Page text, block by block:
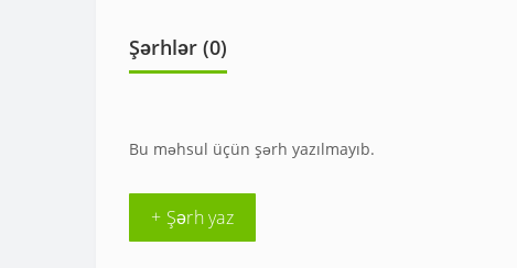
Şərhlər (0)
Bu məhsul üçün şərh yazılmayıb.
+ Şərh yaz